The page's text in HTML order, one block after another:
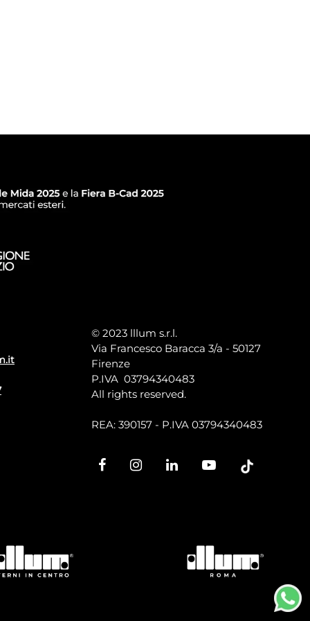
© 2023 lllum s.r.l.
Via Francesco Baracca 3/a - 50127
Firenze
P.IVA 03794340483
All rights reserved.
REA: 390157 - P.IVA 03794340483